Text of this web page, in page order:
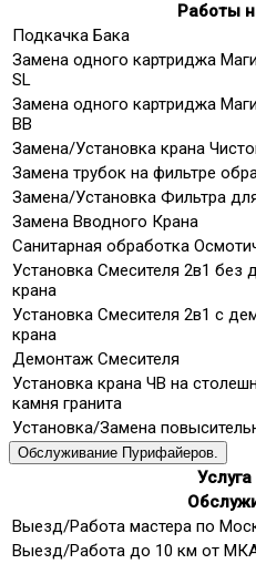
Работы
Подкачка Бака
Замена одного картриджа
SL
Замена одного картриджа
ВВ
Замена/Установка крана
Замена трубок на фильтре
Замена/Установка Фильтра
Замена Вводного Крана
Санитарная обработка
Установка Смесителя 2в1 без
крана
Установка Смесителя 2в1 с
крана
Демонтаж Смесителя
Установка крана ЧВ на
камня гранита
Установка/Замена
Обслуживание Пурифайеров.
Услуга
Выезд/Работа мастера по
Выезд/Работа до 10 км от